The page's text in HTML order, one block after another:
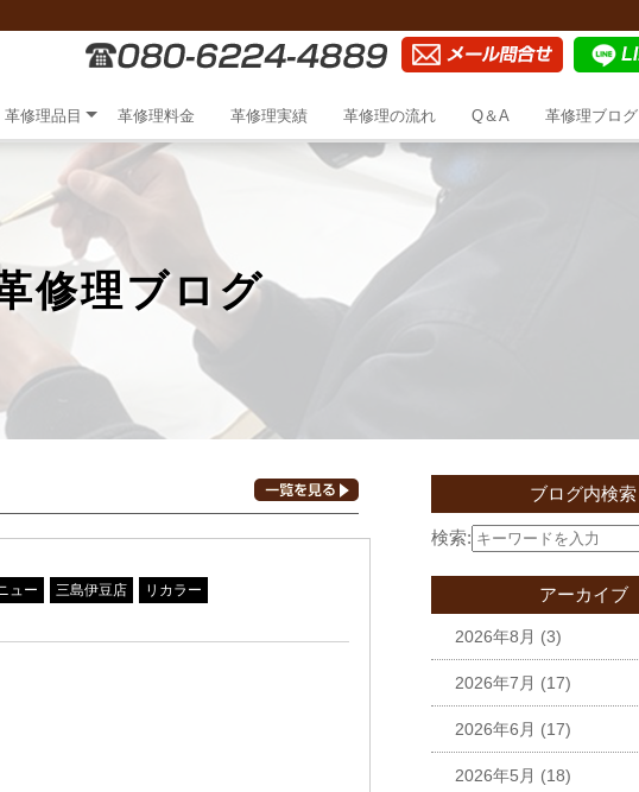
革修理品目 革修理料金 革修理実績 革修理の流れ Q＆A 革修理ブログ
修理ブログ
ュー 三島伊豆店 リカラー
ブログ内検索
検索:
アーカイブ
2026年8月 (3)
2026年7月 (17)
2026年6月 (17)
2026年5月 (18)